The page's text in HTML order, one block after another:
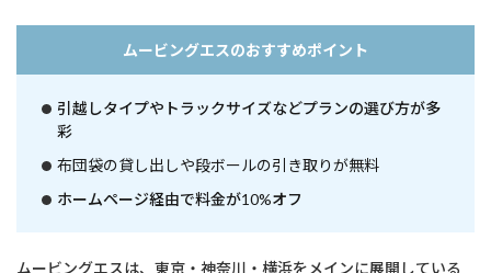
ムービングエスのおすすめポイント
引越しタイプやトラックサイズなどプランの選び方が多
彩
布団袋の貸し出しや段ボールの引き取りが無料
ホームページ経由で料金が10%オフ
ムービングエスは、東京・神奈川・横浜をメインに展開している